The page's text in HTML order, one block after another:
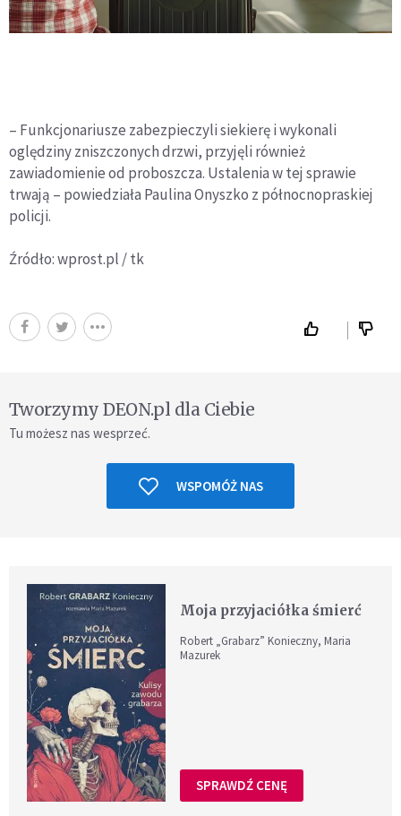
– Funkcjonariusze zabezpieczyli siekierę i wykonali
oględziny zniszczonych drzwi, przyjęli również
zawiadomienie od proboszcza. Ustalenia w tej sprawie
trwają – powiedziała Paulina Onyszko z północnopraskiej
policji.
Źródło: wprost.pl / tk
Tworzymy DEON.pl dla Ciebie
Tu możesz nas wesprzeć.
WSPOMÓŻ NAS
Moja przyjaciółka śmierć
Robert „Grabarz” Konieczny, Maria
Mazurek
SPRAWDŹ CENĘ